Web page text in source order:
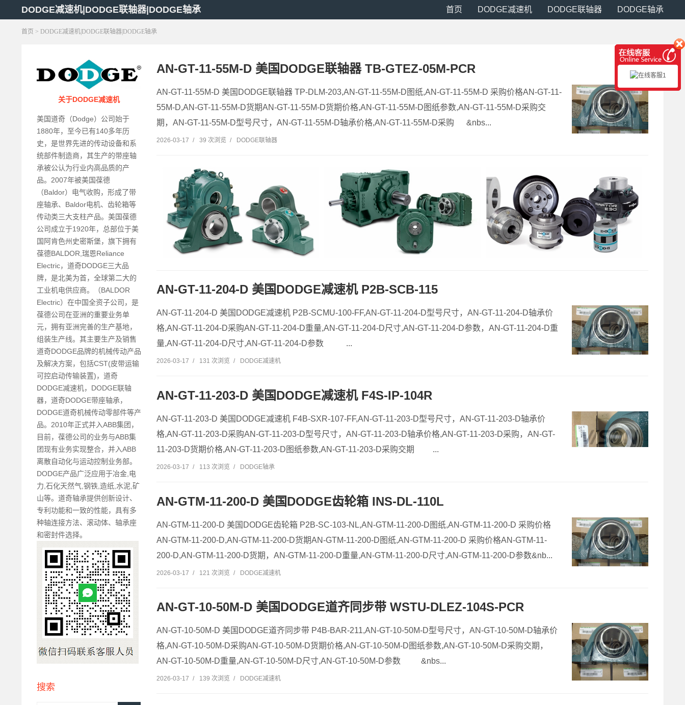
DODGE减速机|DODGE联轴器|DODGE轴承 首页 DODGE减速机 DODGE联轴器 DODGE轴承
首页 > DODGE减速机|DODGE联轴器|DODGE轴承
关于DODGE减速机
美国道奇（Dodge）公司始于
1880年，至今已有140多年历
史，是世界先进的传动设备和系
统部件制造商，其生产的带座轴
承被公认为行业内高品质的产
品。2007年被美国葆德
（Baldor）电气收购，形成了带
座轴承、Baldor电机、齿轮箱等
传动类三大支柱产品。美国葆德
公司成立于1920年，总部位于美
国阿肯色州史密斯堡，旗下拥有
葆德BALDOR,瑞恩Reliance
Electric，道奇DODGE三大品
牌，是北美为首，全球第二大的
工业机电供应商。（BALDOR
Electric）在中国全资子公司，是
葆德公司在亚洲的重要业务单
元，拥有亚洲完善的生产基地，
组装生产线。其主要生产及销售
道奇DODGE品牌的机械传动产品
及解决方案，包括CST(皮带运输
可控启动传输装置)，道奇
DODGE减速机，DODGE联轴
器，道奇DODGE带座轴承，
DODGE道奇机械传动零部件等产
品。2010年正式并入ABB集团，
目前，葆德公司的业务与ABB集
团现有业务实现整合，并入ABB
离散自动化与运动控制业务部。
DODGE产品广泛应用于冶金,电
力,石化天然气,钢铁,造纸,水泥,矿
山等。道奇轴承提供创新设计、
专利功能和一致的性能，具有多
种轴连接方法、滚动体、轴承座
和密封件选择。
搜索
AN-GT-11-55M-D 美国DODGE联轴器 TB-GTEZ-05M-PCR
AN-GT-11-55M-D 美国DODGE联轴器 TP-DLM-203,AN-GT-11-55M-D图纸,AN-GT-11-55M-D 采购价格AN-GT-11-
55M-D,AN-GT-11-55M-D货期AN-GT-11-55M-D货期价格,AN-GT-11-55M-D图纸参数,AN-GT-11-55M-D采购交
期，AN-GT-11-55M-D型号尺寸，AN-GT-11-55M-D轴承价格,AN-GT-11-55M-D采购 &nbs...
2026-03-17 / 39 次浏览 / DODGE联轴器
AN-GT-11-204-D 美国DODGE减速机 P2B-SCB-115
AN-GT-11-204-D 美国DODGE减速机 P2B-SCMU-100-FF,AN-GT-11-204-D型号尺寸，AN-GT-11-204-D轴承价
格,AN-GT-11-204-D采购AN-GT-11-204-D重量,AN-GT-11-204-D尺寸,AN-GT-11-204-D参数，AN-GT-11-204-D重
量,AN-GT-11-204-D尺寸,AN-GT-11-204-D参数 ...
2026-03-17 / 131 次浏览 / DODGE减速机
AN-GT-11-203-D 美国DODGE减速机 F4S-IP-104R
AN-GT-11-203-D 美国DODGE减速机 F4B-SXR-107-FF,AN-GT-11-203-D型号尺寸，AN-GT-11-203-D轴承价
格,AN-GT-11-203-D采购AN-GT-11-203-D型号尺寸，AN-GT-11-203-D轴承价格,AN-GT-11-203-D采购，AN-GT-
11-203-D货期价格,AN-GT-11-203-D图纸参数,AN-GT-11-203-D采购交期 ...
2026-03-17 / 113 次浏览 / DODGE轴承
AN-GTM-11-200-D 美国DODGE齿轮箱 INS-DL-110L
AN-GTM-11-200-D 美国DODGE齿轮箱 P2B-SC-103-NL,AN-GTM-11-200-D图纸,AN-GTM-11-200-D 采购价格
AN-GTM-11-200-D,AN-GTM-11-200-D货期AN-GTM-11-200-D图纸,AN-GTM-11-200-D 采购价格AN-GTM-11-
200-D,AN-GTM-11-200-D货期，AN-GTM-11-200-D重量,AN-GTM-11-200-D尺寸,AN-GTM-11-200-D参数&nb...
2026-03-17 / 121 次浏览 / DODGE减速机
AN-GT-10-50M-D 美国DODGE道齐同步带 WSTU-DLEZ-104S-PCR
AN-GT-10-50M-D 美国DODGE道齐同步带 P4B-BAR-211,AN-GT-10-50M-D型号尺寸，AN-GT-10-50M-D轴承价
格,AN-GT-10-50M-D采购AN-GT-10-50M-D货期价格,AN-GT-10-50M-D图纸参数,AN-GT-10-50M-D采购交期，
AN-GT-10-50M-D重量,AN-GT-10-50M-D尺寸,AN-GT-10-50M-D参数 &nbs...
2026-03-17 / 139 次浏览 / DODGE减速机